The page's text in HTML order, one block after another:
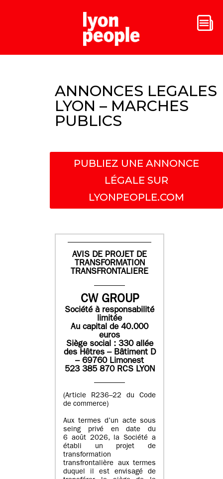
ANNONCES LEGALES
LYON – MARCHES
PUBLICS
PUBLIEZ UNE ANNONCE
LÉGALE SUR
LYONPEOPLE.COM
AVIS DE PROJET DE
TRANSFORMATION
TRANSFRONTALIERE
CW GROUP
Société à responsabilité
limitée
Au capital de 40.000
euros
Siège social : 330 allée
des Hêtres – Bâtiment D
– 69760 Limonest
523 385 870 RCS LYON
(Article R236–22 du Code
de commerce)
Aux termes d’un acte sous
seing privé en date du
6 août 2026, la Société a
établi un projet de
transformation
transfrontalière aux termes
duquel il est envisagé de